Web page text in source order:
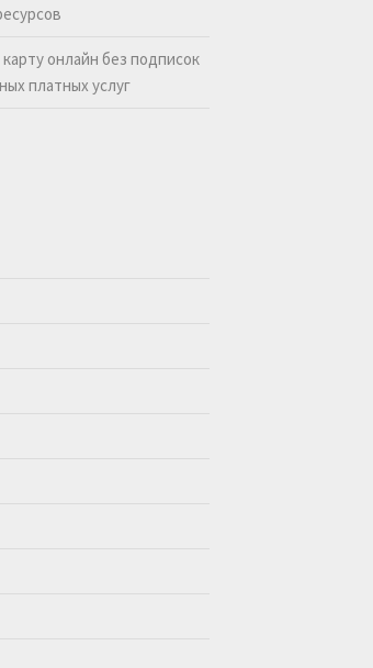
онлайн без подписок
платных услуг